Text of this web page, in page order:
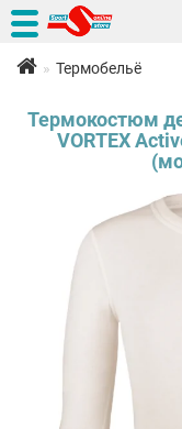
Термобельё
Термокостюм
VORTEX